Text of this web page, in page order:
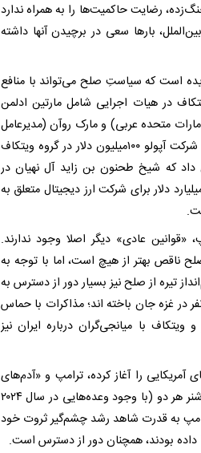
رضایت حاکمیت‌ها را به همراه ندارد
بارها سعی در برچیدن آنها داشته
است که سیاستِ صلح می‌تواند با منافع
در هیات اجرایی شامل مارتین ادلمن
متحده عربی) و مارک روآن (مدیرعامل
آپولو گلوبال منیجمنت) هستند. در ماه مه ۲۰۲۵، شرکت آپولو ۱۰۰‌میلیون دلار در گروه ویتکاف
داد که شیخ طحنون بن زاید آل نهیان در
دست داشته که در سال ۲۰۲۵ حدود ۲‌میلیارد دلار برای شرکت ارز دیجیتال متعلق به
عادی» دیگر اصلا وجود ندارند.
ناقص بهتر از هیچ است، اما با توجه به
تیره از صلح نیز بسیار دور از دسترس به
می‌رسد. از زمان آتش‌بس اکتبر، حدود ۸۰۰ نفر در غزه جان باخته اند؛ مذاکرات با حماس
با میانجی‌گران درباره ایران نیز
آمریکایی را آغاز کرده، ترامپ و «آدم‌های
او» این فشار را احساس نمی‌کنند. ویتکاف و کوشنر هر دو (با وجود وعده‌هایی در سال ۲۰۲۴
به قدرت شاهد رشد چشم‌گیر ثروت خود
بودند، همچنان دور از دسترس است.